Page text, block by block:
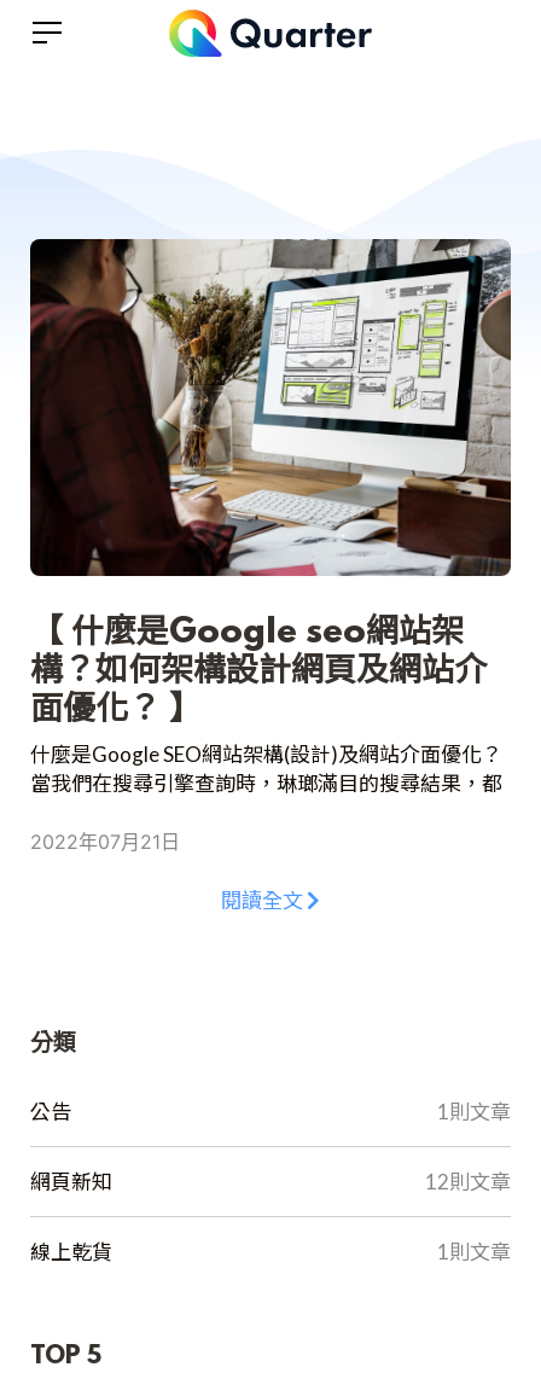
【 什麼是Google seo網站架
構？如何架構設計網頁及網站介
面優化？ 】
什麼是Google SEO網站架構(設計)及網站介面優化？
當我們在搜尋引擎查詢時，琳瑯滿目的搜尋結果，都
要，SEO是一連串改善網站自然排名的工作，簡稱搜
作的網站越符合SEO的所制定的規則，又或是更加受
2022年07月21日
閱讀全文
分類
公告 1則文章
網頁新知 12則文章
線上乾貨 1則文章
TOP 5